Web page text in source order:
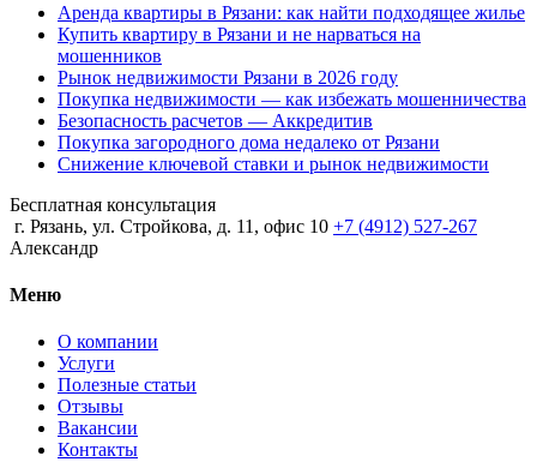
Аренда квартиры в Рязани: как найти подходящее жилье
Купить квартиру в Рязани и не нарваться на
мошенников
Рынок недвижимости Рязани в 2026 году
Покупка недвижимости — как избежать мошенничества
Безопасность расчетов — Аккредитив
Покупка загородного дома недалеко от Рязани
Снижение ключевой ставки и рынок недвижимости
Бесплатная консультация
г. Рязань, ул. Стройкова, д. 11, офис 10 +7 (4912) 527-267
Александр
Меню
О компании
Услуги
Полезные статьи
Отзывы
Вакансии
Контакты